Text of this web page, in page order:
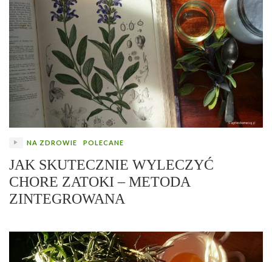
NA ZDROWIE POLECANE
JAK SKUTECZNIE WYLECZYĆ
CHORE ZATOKI – METODA
ZINTEGROWANA